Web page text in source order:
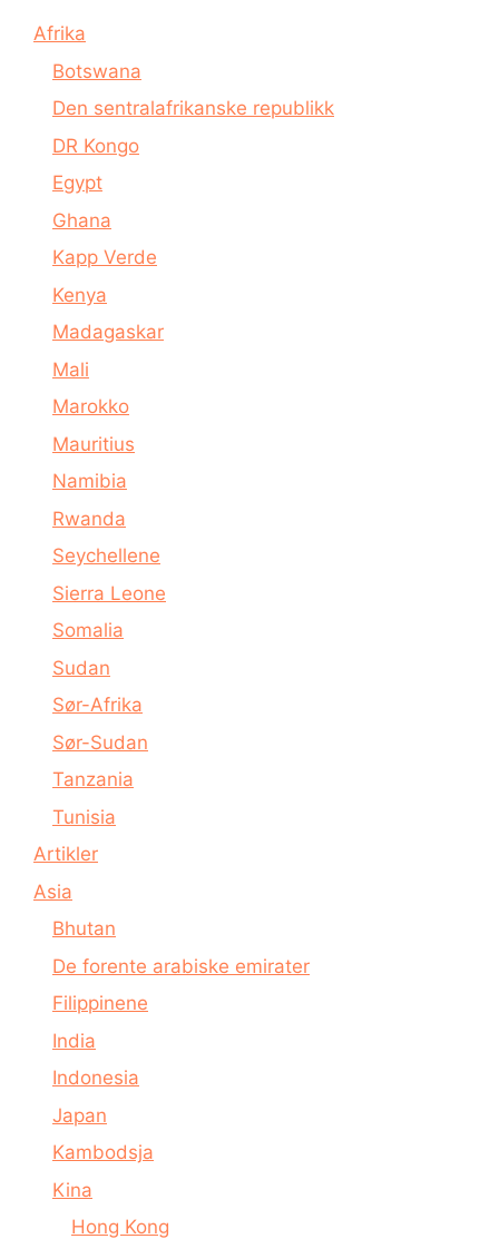
Afrika
Botswana
Den sentralafrikanske republikk
DR Kongo
Egypt
Ghana
Kapp Verde
Kenya
Madagaskar
Mali
Marokko
Mauritius
Namibia
Rwanda
Seychellene
Sierra Leone
Somalia
Sudan
Sør-Afrika
Sør-Sudan
Tanzania
Tunisia
Artikler
Asia
Bhutan
De forente arabiske emirater
Filippinene
India
Indonesia
Japan
Kambodsja
Kina
Hong Kong